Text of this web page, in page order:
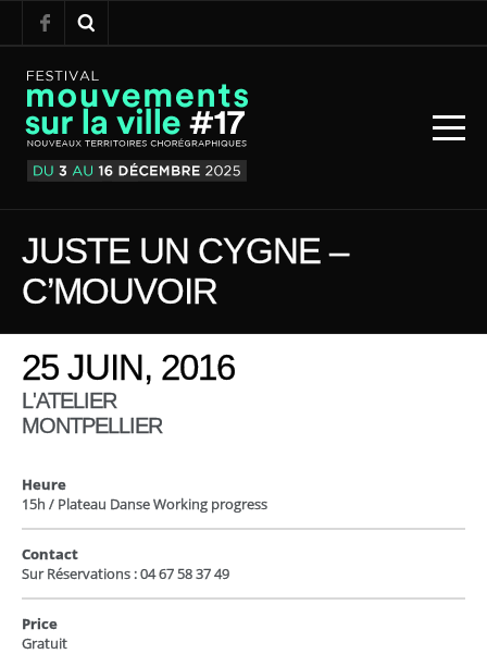
JUSTE UN CYGNE –
C’MOUVOIR
25 JUIN, 2016
L'ATELIER
MONTPELLIER
Heure
15h / Plateau Danse Working progress
Contact
Sur Réservations : 04 67 58 37 49
Price
Gratuit